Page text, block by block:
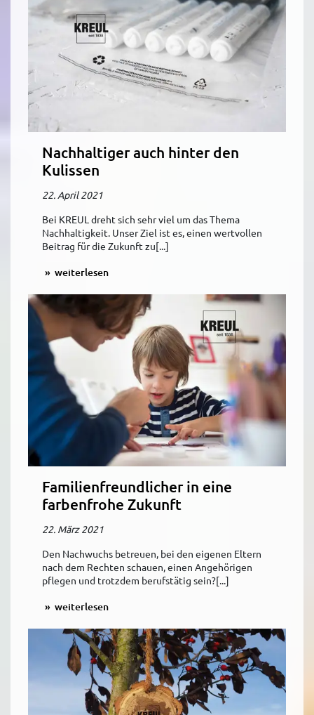
Nachhaltiger auch hinter den
Kulissen
22. April 2021
Bei KREUL dreht sich sehr viel um das Thema
Nachhaltigkeit. Unser Ziel ist es, einen wertvollen
Beitrag für die Zukunft zu[...]
weiterlesen
Familienfreundlicher in eine
farbenfrohe Zukunft
22. März 2021
Den Nachwuchs betreuen, bei den eigenen Eltern
nach dem Rechten schauen, einen Angehörigen
pflegen und trotzdem berufstätig sein?[...]
weiterlesen